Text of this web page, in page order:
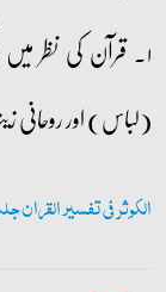
۱۔ قرآن کی نظر
(لباس) اور
الکوثر فی تفسیر القران جلد 3 صفحہ